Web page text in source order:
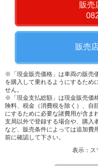
販売
販売
※「現金販売価格」は車両の販売
を購入して乗れるようにするため
せん。
※「現金支払総額」は現金販売価
険料、税金（消費税を除く）、自
にするために必要な諸費用が含ま
支局以外で登録する場合や、購入
など、販売条件によっては追加費
前に確認して下さい。
表示：ス